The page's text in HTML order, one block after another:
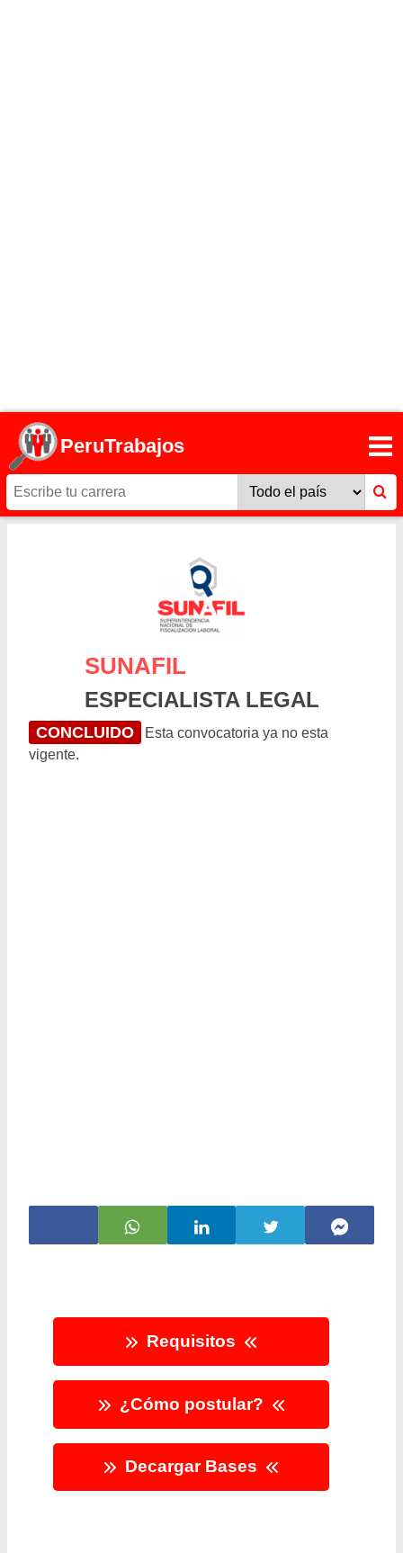
PeruTrabajos
SUNAFIL
ESPECIALISTA LEGAL
CONCLUIDO
Esta convocatoria ya no esta
vigente.
Requisitos
¿Cómo postular?
Decargar Bases